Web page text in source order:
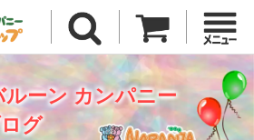
ーン カンパニー
グ